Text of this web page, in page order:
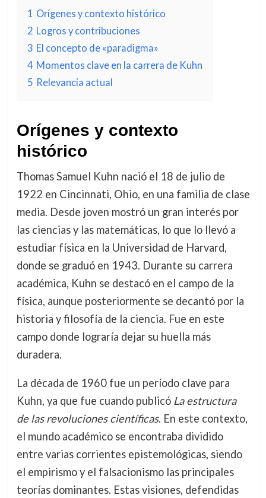
1 Orígenes y contexto histórico
2 Logros y contribuciones
3 El concepto de «paradigma»
4 Momentos clave en la carrera de Kuhn
5 Relevancia actual
Orígenes y contexto
histórico
Thomas Samuel Kuhn nació el 18 de julio de
1922 en Cincinnati, Ohio, en una familia de clase
media. Desde joven mostró un gran interés por
las ciencias y las matemáticas, lo que lo llevó a
estudiar física en la Universidad de Harvard,
donde se graduó en 1943. Durante su carrera
académica, Kuhn se destacó en el campo de la
física, aunque posteriormente se decantó por la
historia y filosofía de la ciencia. Fue en este
campo donde lograría dejar su huella más
duradera.
La década de 1960 fue un período clave para
Kuhn, ya que fue cuando publicó La estructura
de las revoluciones científicas. En este contexto,
el mundo académico se encontraba dividido
entre varias corrientes epistemológicas, siendo
el empirismo y el falsacionismo las principales
teorías dominantes. Estas visiones, defendidas